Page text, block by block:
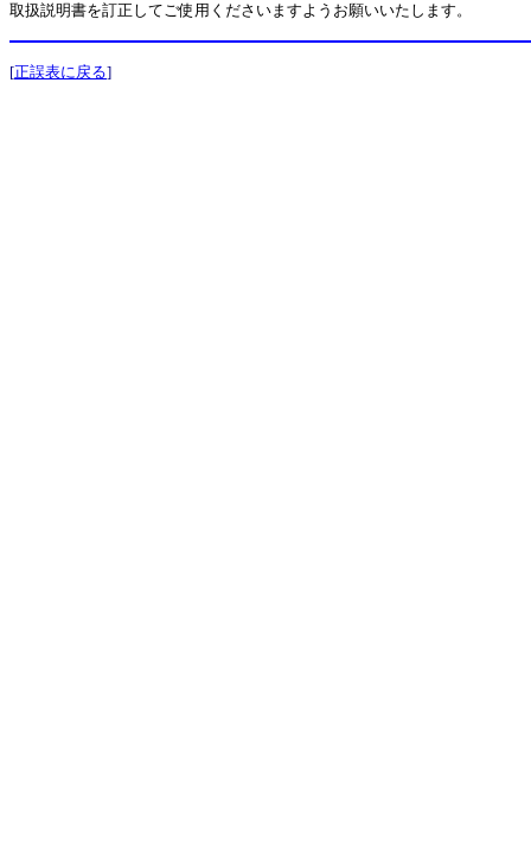
取扱説明書を訂正してご使用くださいますようお願いいたします。
[正誤表に戻る]